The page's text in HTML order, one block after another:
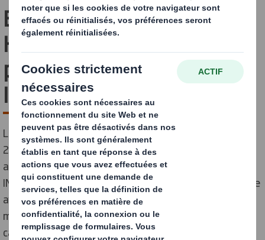
Edition 2024 du
Hack'Carton en
partenariat avec l'école
INP-PAGORA
Les 16 et 17 mai 2024, s’est déroulé le Hack’Carton
2024, un temps-fort sur 2 demi-journées qui permet
aux élèves de 2e année de l’école d'ingénieur Grenoble
INP-Pagora de réfléchir sur un sujet de rupture en phase
avec les problématiques actuelles d'économie de
matières autour de la thématique de l'emballage et du
carton.